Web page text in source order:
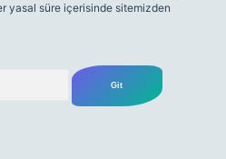
yasal süre içerisinde sitemizden